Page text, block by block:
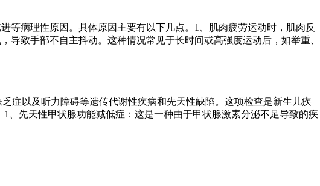
等病理性原因。具体原因主要有以下几点。1、肌肉疲劳运动时，肌肉反
致手部不自主抖动。这种情况常见于长时间或高强度运动后，如举重、
症以及听力障碍等遗传代谢性疾病和先天性缺陷。这项检查是新生儿疾
、先天性甲状腺功能减低症：这是一种由于甲状腺激素分泌不足导致的疾